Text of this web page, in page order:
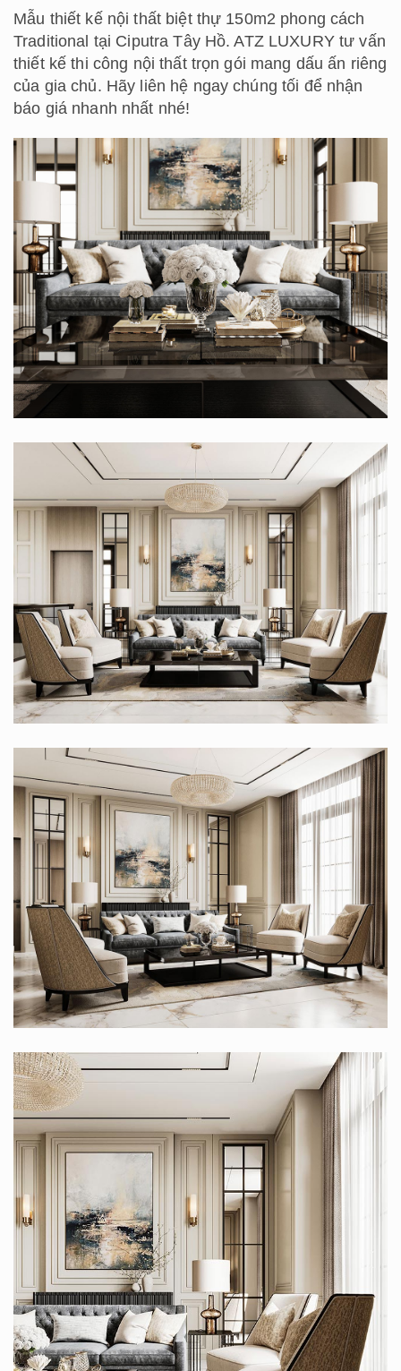
Mẫu thiết kế nội thất biệt thự 150m2 phong cách
Traditional tại Ciputra Tây Hồ. ATZ LUXURY tư vấn
thiết kế thi công nội thất trọn gói mang dấu ấn riêng
của gia chủ. Hãy liên hệ ngay chúng tối để nhận
báo giá nhanh nhất nhé!